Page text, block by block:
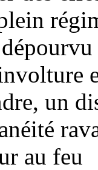
un
au feu